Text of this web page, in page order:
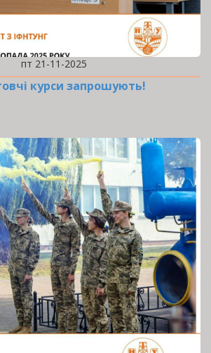
пт 21-11-2025
курси запрошують!